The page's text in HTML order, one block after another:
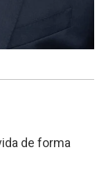
de forma